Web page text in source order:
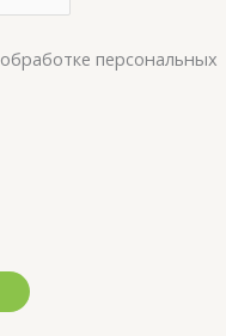
персональных